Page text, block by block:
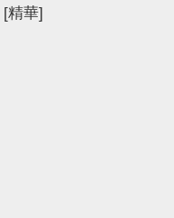
[精華]